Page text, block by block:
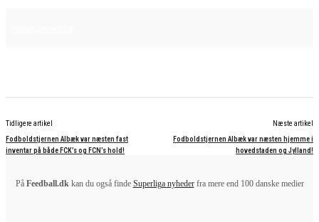
Tidligere artikel
Fodboldstjernen Albæk var næsten fast
inventar på både FCK’s og FCN’s hold!
Næste artikel
Fodboldstjernen Albæk var næsten hjemme i
hovedstaden og Jylland!
På Feedball.dkkan du også finde Superliga nyhederfra mere end 100 danske medier